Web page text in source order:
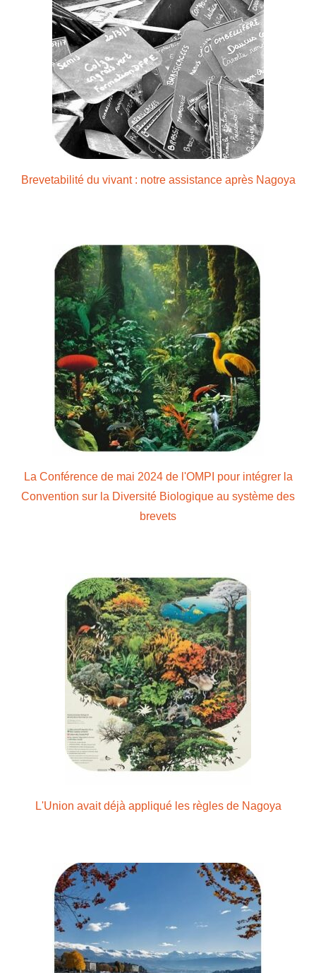
Brevetabilité du vivant : notre assistance après Nagoya
La Conférence de mai 2024 de l'OMPI pour intégrer la
Convention sur la Diversité Biologique au système des
brevets
L'Union avait déjà appliqué les règles de Nagoya